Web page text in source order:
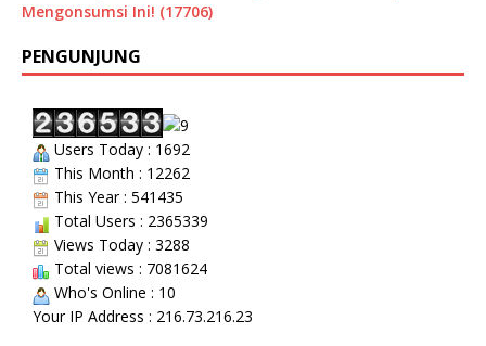
Mengonsumsi Ini! (17706)
PENGUNJUNG
Users Today : 1692
This Month : 12262
This Year : 541435
Total Users : 2365339
Views Today : 3288
Total views : 7081624
Who's Online : 10
Your IP Address : 216.73.216.23